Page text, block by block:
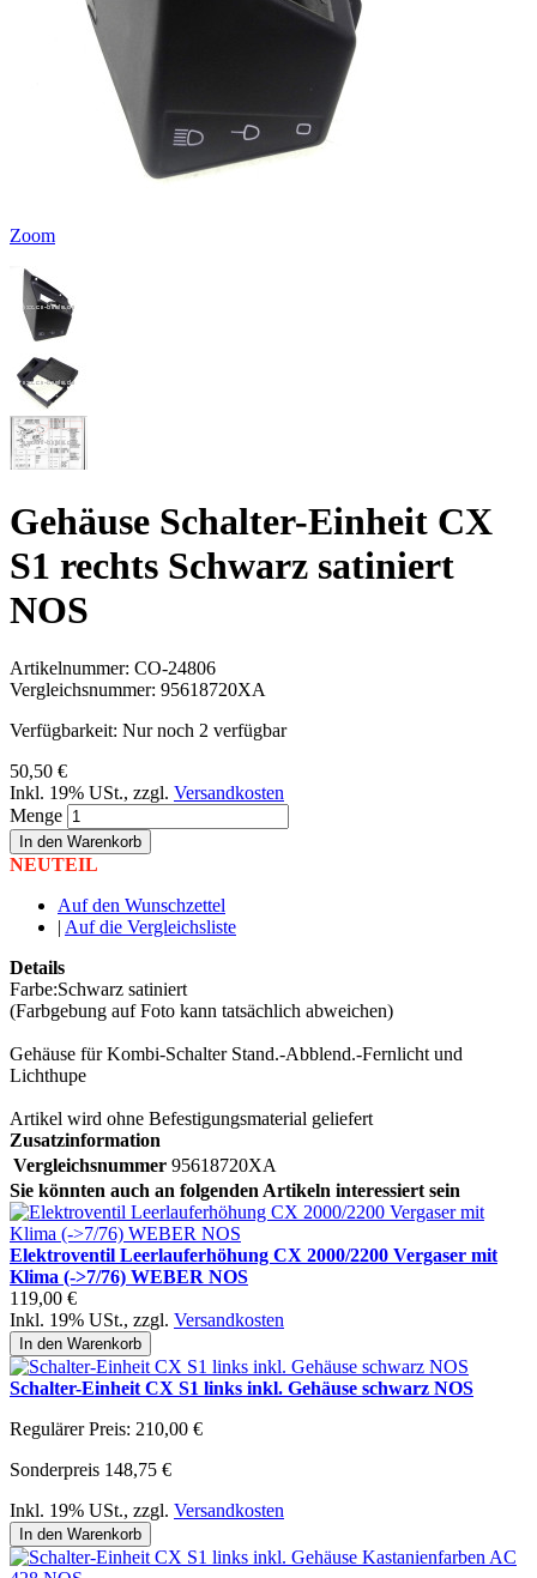
Zoom
Gehäuse Schalter-Einheit CX
S1 rechts Schwarz satiniert
NOS
Artikelnummer: CO-24806
Vergleichsnummer: 95618720XA
Verfügbarkeit: Nur noch 2 verfügbar
50,50 €
Inkl. 19% USt., zzgl. Versandkosten
Menge
In den Warenkorb
NEUTEIL
Auf den Wunschzettel
| Auf die Vergleichsliste
Details
Farbe:Schwarz satiniert
(Farbgebung auf Foto kann tatsächlich abweichen)
Gehäuse für Kombi-Schalter Stand.-Abblend.-Fernlicht und
Lichthupe
Artikel wird ohne Befestigungsmaterial geliefert
Zusatzinformation
Vergleichsnummer 95618720XA
Sie könnten auch an folgenden Artikeln interessiert sein
Elektroventil Leerlauferhöhung CX 2000/2200 Vergaser mit
Klima (->7/76) WEBER NOS
119,00 €
Inkl. 19% USt., zzgl. Versandkosten
In den Warenkorb
Schalter-Einheit CX S1 links inkl. Gehäuse schwarz NOS
Regulärer Preis: 210,00 €
Sonderpreis 148,75 €
Inkl. 19% USt., zzgl. Versandkosten
In den Warenkorb